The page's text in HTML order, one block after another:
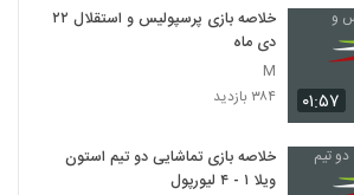
۰۱:۵۷
خلاصه بازی پرسپولیس و استقلال ۲۲
دی ماه
M
۳۸۴ بازدید
خلاصه بازی تماشایی دو تیم استون
ویلا ۱ - ۴ لیورپول